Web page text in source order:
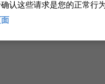
认这些请求是您的正常行